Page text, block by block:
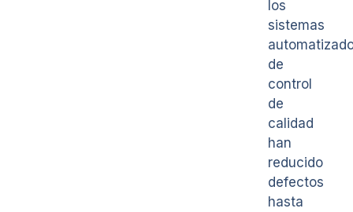
los
sistemas
de
control
de
calidad
han
reducido
defectos
hasta